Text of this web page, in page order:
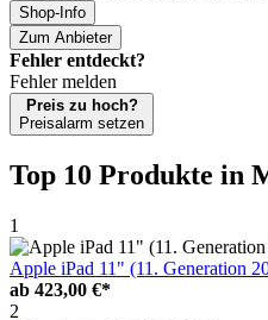
Shop-Info
Zum Anbieter
Fehler entdeckt?
Fehler melden
Preis zu hoch?
Preisalarm setzen
Top 10 Produkte in
1
Apple iPad 11" (11. Generation
ab 423,00 €*
2